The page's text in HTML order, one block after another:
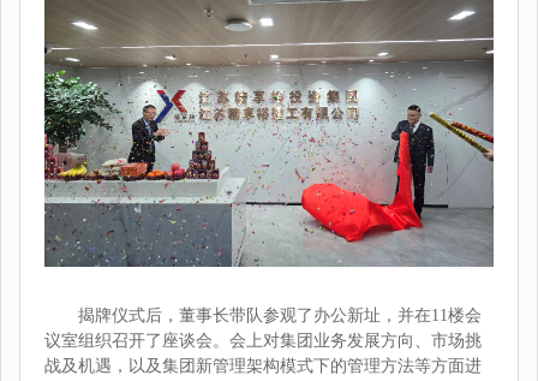
揭牌仪式后，董事长带队参观了办公新址，并在11楼会
议室组织召开了座谈会。会上对集团业务发展方向、市场挑
战及机遇，以及集团新管理架构模式下的管理方法等方面进